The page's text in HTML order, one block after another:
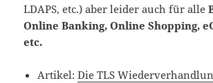
LDAPS, etc.) aber leider auch für alle
Online Banking, Online Shopping,
etc.
Artikel:Die TLS